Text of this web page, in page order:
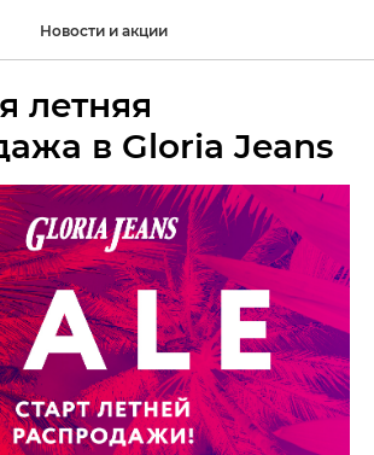
Новости и акции
летняя
в Gloria Jeans